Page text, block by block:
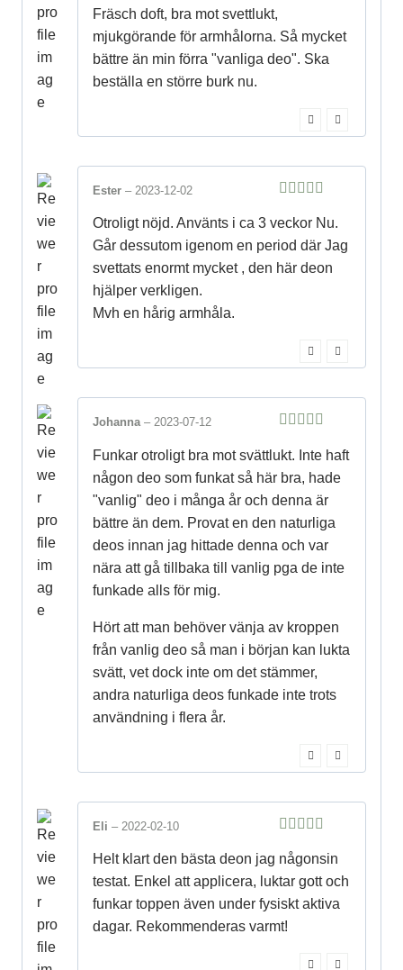
Fräsch doft, bra mot svettlukt,
mjukgörande för armhålorna. Så mycket
bättre än min förra "vanliga deo". Ska
beställa en större burk nu.
Ester – 2023-12-02
Otroligt nöjd. Använts i ca 3 veckor Nu.
Går dessutom igenom en period där Jag
svettats enormt mycket , den här deon
hjälper verkligen.
Mvh en hårig armhåla.
Johanna– 2023-07-12
Funkar otroligt bra mot svättlukt. Inte haft
någon deo som funkat så här bra, hade
"vanlig" deo i många år och denna är
bättre än dem. Provat en den naturliga
deos innan jag hittade denna och var
nära att gå tillbaka till vanlig pga de inte
funkade alls för mig.
Hört att man behöver vänja av kroppen
från vanlig deo så man i början kan lukta
svätt, vet dock inte om det stämmer,
andra naturliga deos funkade inte trots
användning i flera år.
Eli – 2022-02-10
Helt klart den bästa deon jag någonsin
testat. Enkel att applicera, luktar gott och
funkar toppen även under fysiskt aktiva
dagar. Rekommenderas varmt!